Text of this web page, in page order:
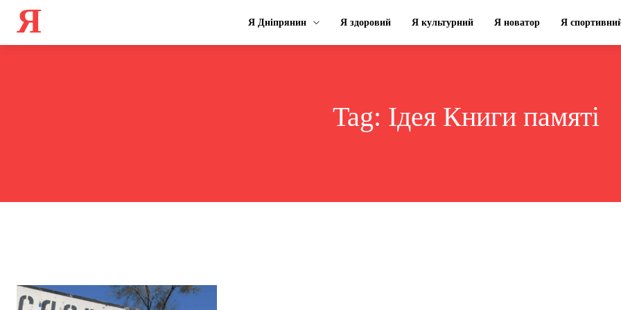
Я Я Дніпрянин Я здоровий Я культурний Я новатор Я
Tag: Ідея Книги памяті